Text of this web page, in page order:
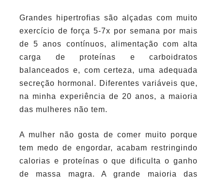
Grandes hipertrofias são alçadas com muito
exercício de força 5-7x por semana por mais
de 5 anos contínuos, alimentação com alta
carga de proteínas e carboidratos
balanceados e, com certeza, uma adequada
secreção hormonal. Diferentes variáveis que,
na minha experiência de 20 anos, a maioria
das mulheres não tem.
A mulher não gosta de comer muito porque
tem medo de engordar, acabam restringindo
calorias e proteínas o que dificulta o ganho
de massa magra. A grande maioria das